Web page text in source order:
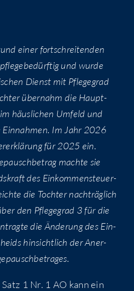
einer fort­schrei­ten­den
und wur­de
Dienst mit Pfle­ge­grad
über­nahm die Haupt­
häus­li­chen Umfeld und
Im Jahr 2026
für 2025 ein.
mach­te sie
des Ein­kom­men­steu­er­
die Toch­ter nach­träg­lich
den Pfle­ge­grad 3 für die
die Ände­rung des Ein­
hin­sicht­lich der Aner­
1 Nr. 1 AO kann ein